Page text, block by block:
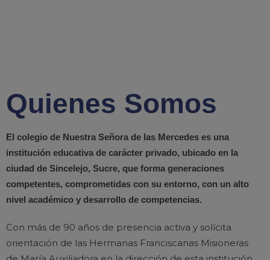
Quienes Somos
El colegio de Nuestra Señora de las Mercedes es una
institución educativa de carácter privado, ubicado en la
ciudad de Sincelejo, Sucre, que forma generaciones
competentes, comprometidas con su entorno, con un alto
nivel académico y desarrollo de competencias.
Con más de 90 años de presencia activa y solícita
orientación de las Hermanas Franciscanas Misioneras